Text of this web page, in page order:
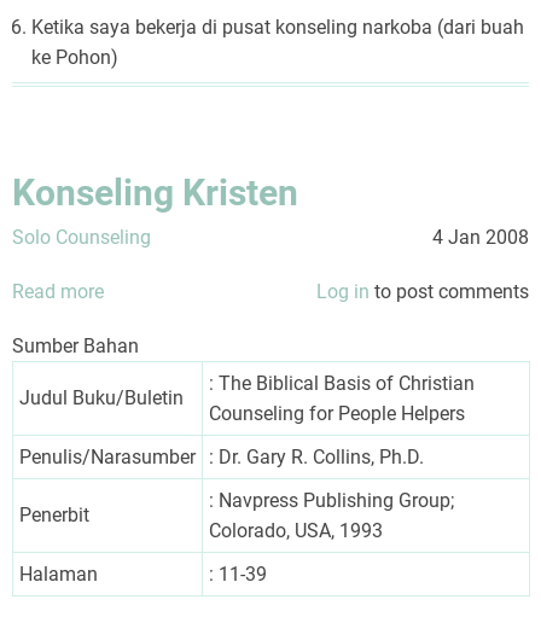
Ketika saya bekerja di pusat konseling narkoba (dari buah
ke Pohon)
Konseling Kristen
Solo Counseling 4 Jan 2008
Read more
Kristen
Log in to post comments
Sumber Bahan
Judul Buku/Buletin
: The Biblical Basis of Christian
Counseling for People Helpers
Penulis/Narasumber
: Dr. Gary R. Collins, Ph.D.
Penerbit
: Navpress Publishing Group;
Colorado, USA, 1993
Halaman
: 11-39